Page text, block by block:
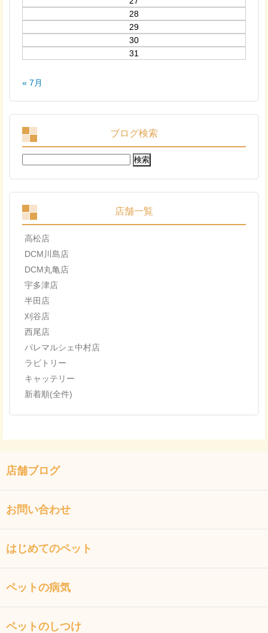
28
29
30
31
« 7月
ブログ検索
検
索:
店舗一覧
高松店
DCM川島店
DCM丸亀店
宇多津店
半田店
刈谷店
西尾店
パレマルシェ中村店
ラビトリー
キャッテリー
新着順(全件)
店舗ブログ
お問い合わせ
はじめてのペット
ペットの病気
ペットのしつけ